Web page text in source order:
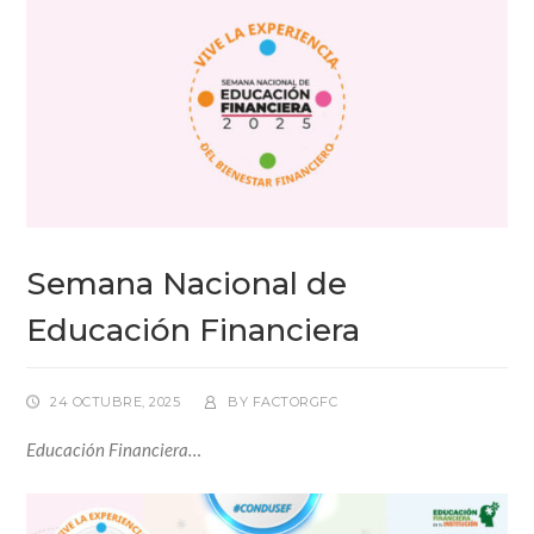
Semana Nacional de
Educación Financiera
24 OCTUBRE, 2025 BY FACTORGFC
Educación Financiera…